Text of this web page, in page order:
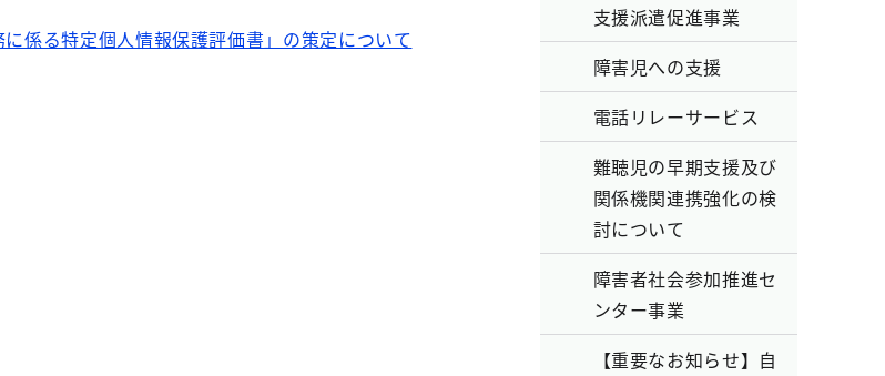
係る特定個人情報保護評価書」の策定について
支援派遣促進事業
障害児への支援
電話リレーサービス
難聴児の早期支援及び
関係機関連携強化の検
討について
障害者社会参加推進セ
ンター事業
【重要なお知らせ】自